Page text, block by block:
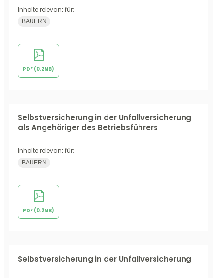
Inhalte relevant für:
BAUERN
PDF (0.2MB)
Selbstversicherung in der Unfallversicherung
als Angehöriger des Betriebsführers
Inhalte relevant für:
BAUERN
PDF (0.2MB)
Selbstversicherung in der Unfallversicherung